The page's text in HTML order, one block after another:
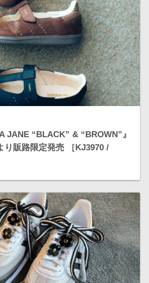
JANE “BLACK” & “BROWN”』
り販路限定発売 ［KJ3970 /